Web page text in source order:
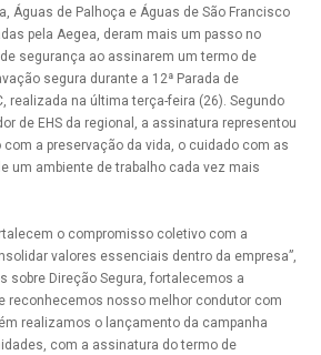
Águas de Palhoça e Águas de São Francisco
pela Aegea, deram mais um passo no
segurança ao assinarem um termo de
segura durante a 12ª Parada de
realizada na última terça-feira (26). Segundo
de EHS da regional, a assinatura representou
a preservação da vida, o cuidado com as
um ambiente de trabalho cada vez mais
o compromisso coletivo com a
valores essenciais dentro da empresa”,
sobre Direção Segura, fortalecemos a
reconhecemos nosso melhor condutor com
realizamos o lançamento da campanha
com a assinatura do termo de